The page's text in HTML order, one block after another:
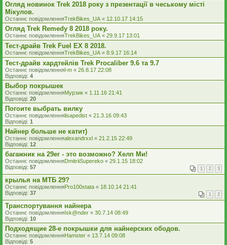
Огляд новинок Trek 2018 року з презентації в чеському місті
Мікулов.
Останнє повідомленняTrekBikes_UA « 12.10.17 14:15
Огляд Trek Remedy 8 2018 року.
Останнє повідомленняTrekBikes_UA « 29.9.17 13:01
Тест-драйв Trek Fuel EX 8 2018.
Останнє повідомленняTrekBikes_UA « 8.9.17 16:14
Тест-драйв хардтейлів Trek Procaliber 9.6 та 9.7
Останнє повідомленняl-m « 26.8.17 22:08
Відповіді: 4
Выбор покрышек
Останнє повідомленняМурзик « 1.11.16 21:41
Відповіді: 20
Погоите выбрать вилку
Останнє повідомленняlisapedist « 21.3.16 09:43
Відповіді: 1
Найнер больше не катит)
Останнє повідомленняalexandrxxl « 21.2.15 22:49
Відповіді: 12
багажник на 29er - это возможно? Хелп Ми!
Останнє повідомленняDmitriiSupereko « 29.1.15 18:02
Відповіді: 57 1 2 3
крылья на МТБ 29?
Останнє повідомленняPro100stata « 18.10.14 21:41
Відповіді: 37 1 2
Транспортування найнера
Останнє повідомленняIsk@nder « 30.7.14 08:49
Відповіді: 10
Подходящие 28-е покрышки для найнерских ободов.
Останнє повідомленняHamster « 13.7.14 09:08
Відповіді: 5